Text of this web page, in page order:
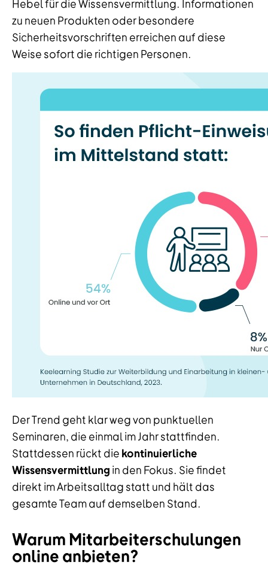
Hebel für die Wissensvermittlung. Informationen
zu neuen Produkten oder besondere
Sicherheitsvorschriften erreichen auf diese
Weise sofort die richtigen Personen.
Der Trend geht klar weg von punktuellen
Seminaren, die einmal im Jahr stattfinden.
Stattdessen rückt die kontinuierliche
Wissensvermittlung in den Fokus. Sie findet
direkt im Arbeitsalltag statt und hält das
gesamte Team auf demselben Stand.
Warum Mitarbeiterschulungen
online anbieten?